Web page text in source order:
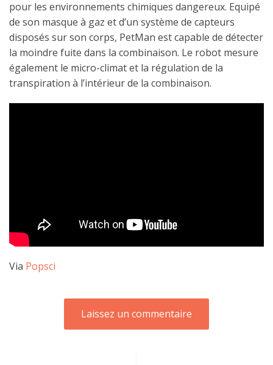
pour les environnements chimiques dangereux. Equipé
de son masque à gaz et d’un système de capteurs
disposés sur son corps, PetMan est capable de détecter
la moindre fuite dans la combinaison. Le robot mesure
également le micro-climat et la régulation de la
transpiration à l’intérieur de la combinaison.
Via Popsci